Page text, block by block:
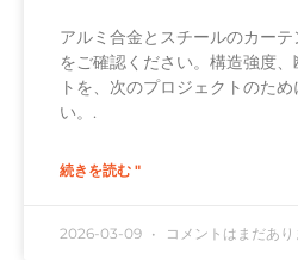
アルミ合金とスチールのカー
をご確認ください。構造強度
トを、次のプロジェクトのた
い。.
続きを読む "
2026-03-09 コメントはまだあり